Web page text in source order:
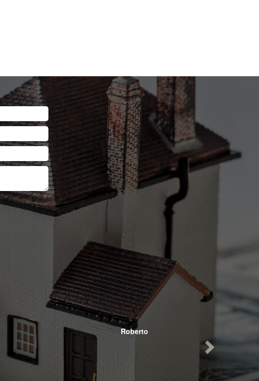
Roberto
Next